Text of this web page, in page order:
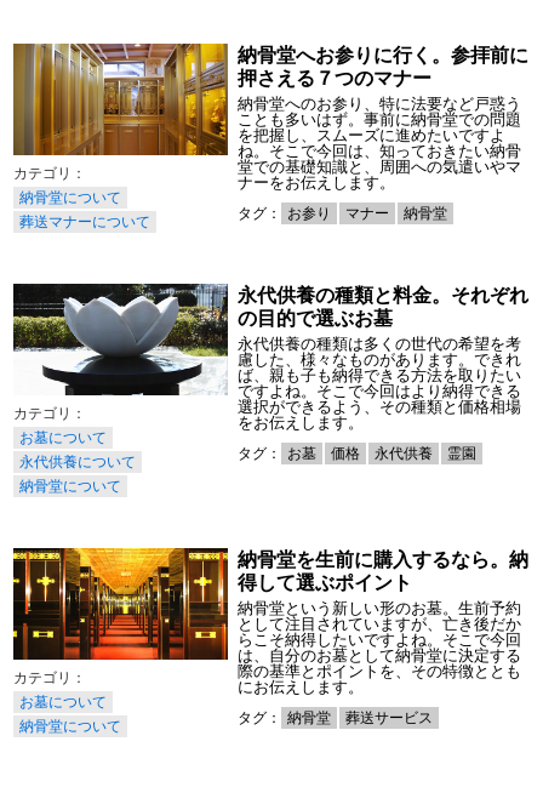
納骨堂について
葬送マナーについて
納骨堂へお参りに行く。参拝前に
押さえる７つのマナー
納骨堂へのお参り、特に法要など戸惑う
ことも多いはず。事前に納骨堂での問題
を把握し、スムーズに進めたいですよ
ね。そこで今回は、知っておきたい納骨
堂での基礎知識と、周囲への気遣いやマ
ナーをお伝えします。
タグ： お参り マナー 納骨堂
お墓について
永代供養について
納骨堂について
永代供養の種類と料金。それぞれ
の目的で選ぶお墓
永代供養の種類は多くの世代の希望を考
慮した、様々なものがあります。できれ
ば、親も子も納得できる方法を取りたい
ですよね。そこで今回はより納得できる
選択ができるよう、その種類と価格相場
をお伝えします。
タグ： お墓 価格 永代供養 霊園
お墓について
納骨堂について
納骨堂を生前に購入するなら。納
得して選ぶポイント
納骨堂という新しい形のお墓。生前予約
として注目されていますが、亡き後だか
らこそ納得したいですよね。そこで今回
は、自分のお墓として納骨堂に決定する
際の基準とポイントを、その特徴ととも
にお伝えします。
タグ： 納骨堂 葬送サービス